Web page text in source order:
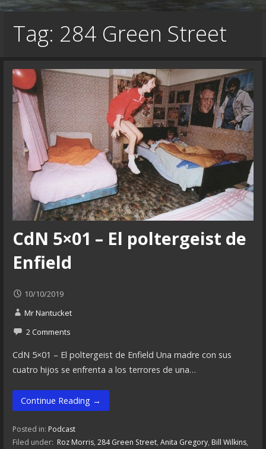
Tag: 284 Green Street
CdN 5×01 – El poltergeist de
Enfield
10/10/2019
Mr Nantucket
2 Comments
CdN 5×01 – El poltergeist de Enfield Una madre con sus
cuatro hijos se enfrenta a los terrores de una…
Continue Reading →
Posted in: Podcast
Filed under: Roz Morris, 284 Green Street, Anita Gregory, Bill Wilkins,